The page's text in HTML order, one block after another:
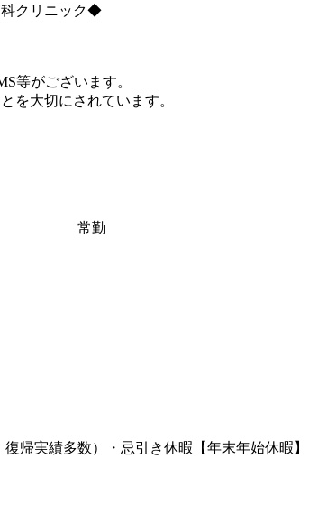
科クリニック◆
等がございます。
を大切にされています。
常勤
帰実績多数）・忌引き休暇【年末年始休暇】